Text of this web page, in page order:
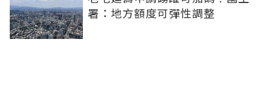
署：地方額度可彈性調整